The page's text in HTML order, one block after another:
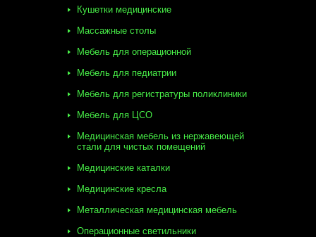
Кушетки медицинские
Массажные столы
Мебель для операционной
Мебель для педиатрии
Мебель для регистратуры поликлиники
Мебель для ЦСО
Медицинская мебель из нержавеющей
стали для чистых помещений
Медицинские каталки
Медицинские кресла
Металлическая медицинская мебель
Операционные светильники